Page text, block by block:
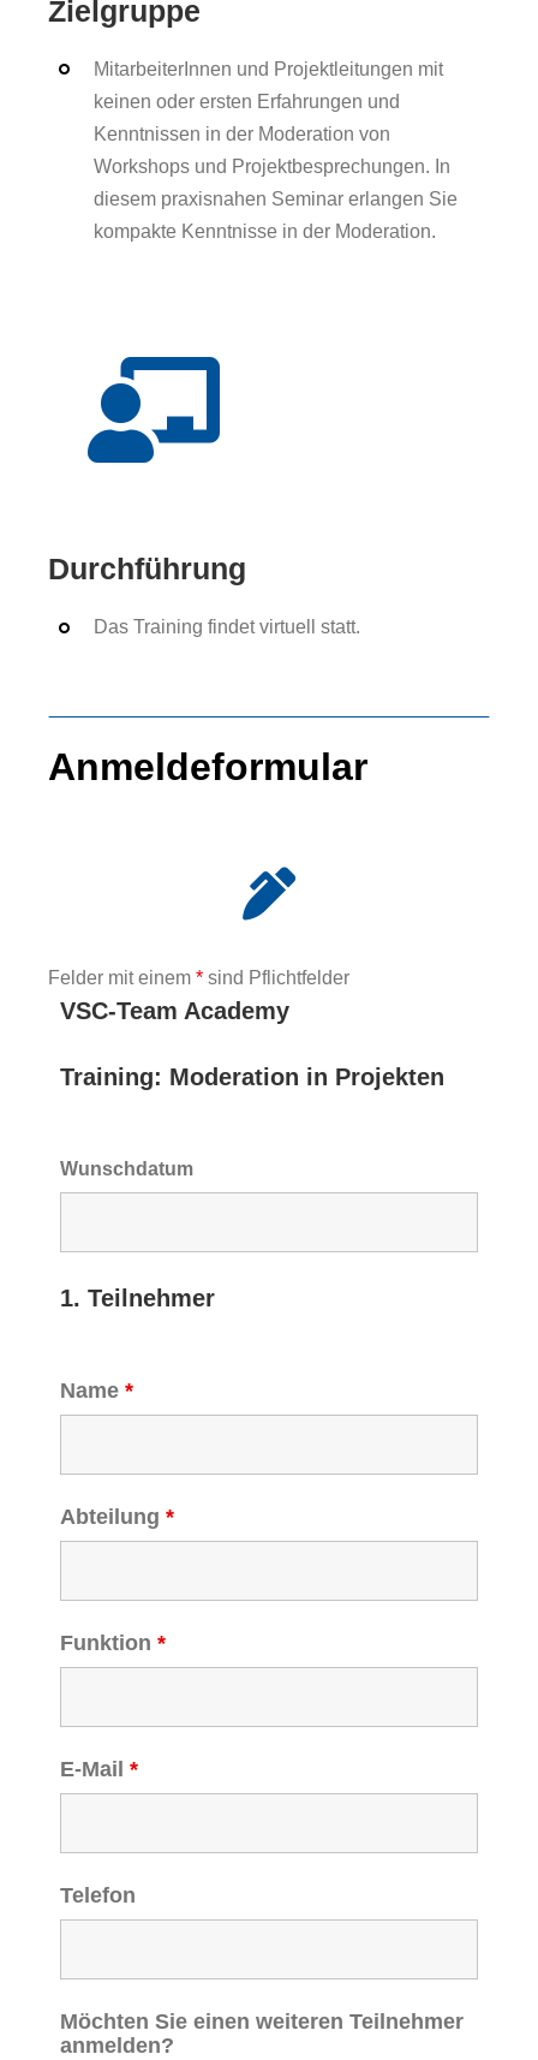
Zielgruppe
MitarbeiterInnen und Projektleitungen mit
keinen oder ersten Erfahrungen und
Kenntnissen in der Moderation von
Workshops und Projektbesprechungen. In
diesem praxisnahen Seminar erlangen Sie
kompakte Kenntnisse in der Moderation.
Durchführung
Das Training findet virtuell statt.
Anmeldeformular
Felder mit einem * sind Pflichtfelder
VSC-Team Academy
Training: Moderation in Projekten
Wunschdatum
1. Teilnehmer
Name *
Abteilung *
Funktion *
E-Mail *
Telefon
Möchten Sie einen weiteren Teilnehmer
anmelden?